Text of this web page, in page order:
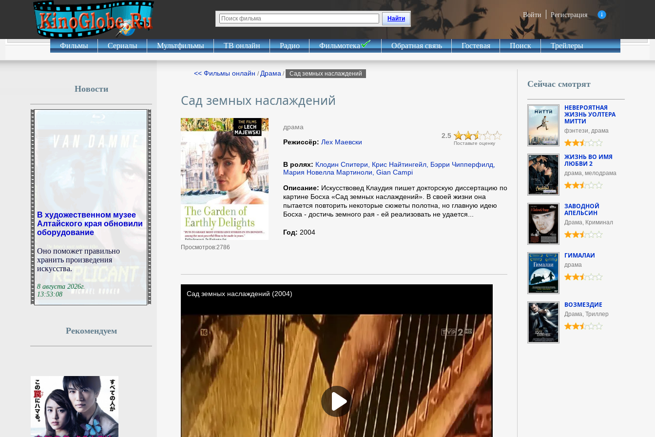
Войти Регистрация
Найти
Фильмы Сериалы Мультфильмы ТВ онлайн Радио Фильмотека Обратная связь Гостевая Поиск Трейлеры
<< Фильмы онлайн / Драма / Сад земных наслаждений
Сад земных наслаждений
Просмотров:2786
драма
Поставьте оценку
2.5
Режиссёр: Лех Маевски
В ролях: Клодин Спитери, Крис Найтингейл, Бэрри Чипперфилд,
Мария Новелла Мартиноли, Gian Campi
Описание: Искусствовед Клаудия пишет докторскую диссертацию по
картине Босха «Сад земных наслаждений». В своей жизни она
пытается повторить некоторые сюжеты полотна, но главную идею
Босха - достичь земного рая - ей реализовать не удается...
Год: 2004
Новости
Алтайского края обновили
оборудование
хранить произведения
искусства.
13:53:08
200 посещений в смену
8 августа 2026г.
13:53:07
В Венгрии определились с
кандидатом в президенты
Рекомендуем
Сейчас смотрят
НЕВЕРОЯТНАЯ
ЖИЗНЬ УОЛТЕРА
МИТТИ
фэнтези, драма
ЖИЗНЬ ВО ИМЯ
ЛЮБВИ 2
драма, мелодрама
ЗАВОДНОЙ
АПЕЛЬСИН
Драма, Криминал
ГИМАЛАИ
драма
ВОЗМЕЗДИЕ
Драма, Триллер